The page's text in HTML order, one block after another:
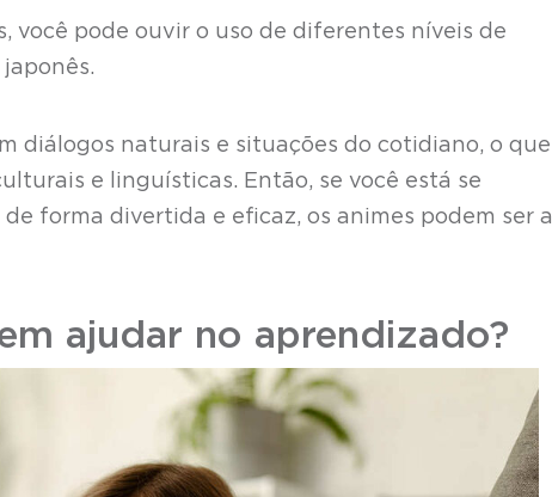
você pode ouvir o uso de diferentes níveis de
diálogos naturais e situações do cotidiano, o que
e linguísticas. Então, se você está se
de forma divertida e eficaz, os animes podem ser a
ajudar no aprendizado?